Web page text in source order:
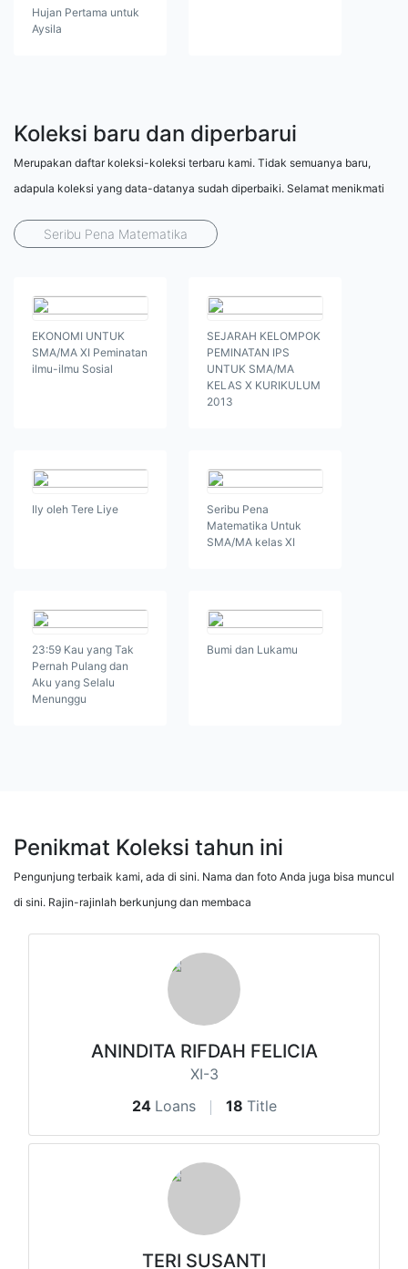
Hujan Pertama untuk
Aysila
Koleksi baru dan diperbarui
Merupakan daftar koleksi-koleksi terbaru kami. Tidak semuanya baru,
adapula koleksi yang data-datanya sudah diperbaiki. Selamat menikmati
Seribu Pena Matematika
EKONOMI UNTUK
SMA/MA XI Peminatan
ilmu-ilmu Sosial
SEJARAH KELOMPOK
PEMINATAN IPS
UNTUK SMA/MA
KELAS X KURIKULUM
2013
Ily oleh Tere Liye
Seribu Pena
Matematika Untuk
SMA/MA kelas XI
23:59 Kau yang Tak
Pernah Pulang dan
Aku yang Selalu
Menunggu
Bumi dan Lukamu
Penikmat Koleksi tahun ini
Pengunjung terbaik kami, ada di sini. Nama dan foto Anda juga bisa muncul
di sini. Rajin-rajinlah berkunjung dan membaca
ANINDITA RIFDAH FELICIA
XI-3
24 Loans 18 Title
TERI SUSANTI